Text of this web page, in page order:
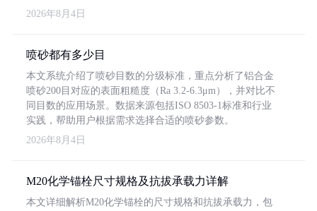
2026年8月4日
喷砂都有多少目
本文系统介绍了喷砂目数的分级标准，重点分析了铝合金
喷砂200目对应的表面粗糙度（Ra 3.2-6.3μm），并对比不
同目数的应用场景。数据来源包括ISO 8503-1标准和行业
实践，帮助用户根据需求选择合适的喷砂参数。
2026年8月4日
M20化学锚栓尺寸规格及抗拔承载力详解
本文详细解析M20化学锚栓的尺寸规格和抗拔承载力，包